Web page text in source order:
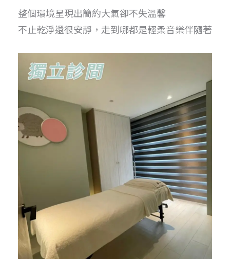
整個環境呈現出簡約大氣卻不失溫馨
不止乾淨還很安靜，走到哪都是輕柔音樂伴隨著